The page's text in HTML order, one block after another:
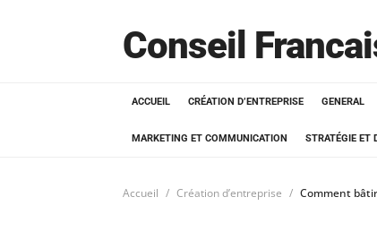
Conseil
ACCUEIL CRÉATION D’ENTREPRISE GENERAL
MARKETING ET COMMUNICATION STRATÉGIE ET
Accueil Création d’entreprise Comment